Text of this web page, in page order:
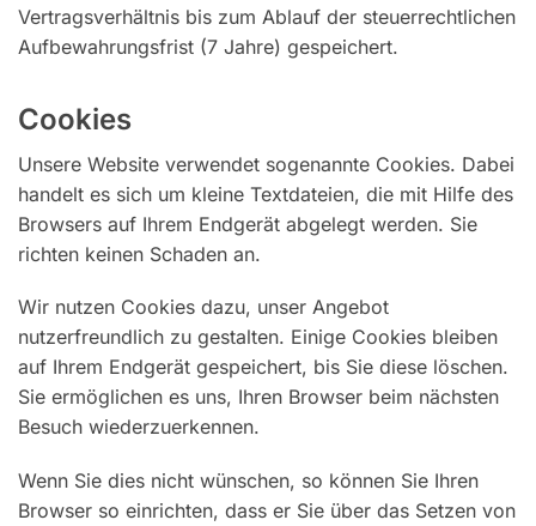
Vertragsverhältnis bis zum Ablauf der steuerrechtlichen
Aufbewahrungsfrist (7 Jahre) gespeichert.
Cookies
Unsere Website verwendet sogenannte Cookies. Dabei
handelt es sich um kleine Textdateien, die mit Hilfe des
Browsers auf Ihrem Endgerät abgelegt werden. Sie
richten keinen Schaden an.
Wir nutzen Cookies dazu, unser Angebot
nutzerfreundlich zu gestalten. Einige Cookies bleiben
auf Ihrem Endgerät gespeichert, bis Sie diese löschen.
Sie ermöglichen es uns, Ihren Browser beim nächsten
Besuch wiederzuerkennen.
Wenn Sie dies nicht wünschen, so können Sie Ihren
Browser so einrichten, dass er Sie über das Setzen von